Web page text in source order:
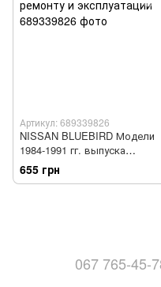
Артикул: 689339826
NISSAN BLUEBIRD Модели
1984-1991 гг. выпуска
Руководство по ремонту и
эксплуатации
655 грн
067 765-45-